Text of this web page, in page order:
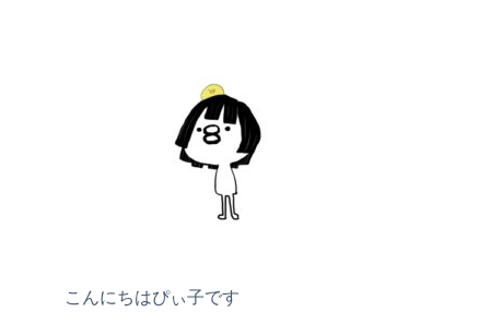
こんにちはぴぃ子です